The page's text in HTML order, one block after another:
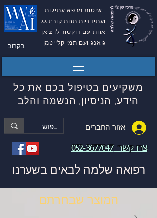
שיטות מרפא עתיקות
ועתידניות תחת קורת גג
אחת עם דוקטור לו צ'אן
גואנג ועם תמי קלייטמן
בקרוב
משקיעים בטיפול בכם את כל
הידע, הניסיון, הנשמה והלב
אזור החברים
צרו קשר052-3677047
רפואה שלמה לבאים בשערנו
המוצר שבחרתם